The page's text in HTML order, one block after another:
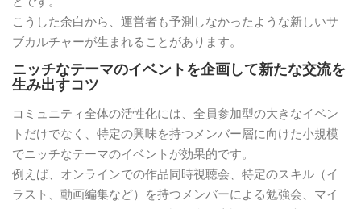
こうした余白から、運営者も予測しなかったような新しいサ
ブカルチャーが生まれることがあります。
ニッチなテーマのイベントを企画して新たな交流を
生み出すコツ
コミュニティ全体の活性化には、全員参加型の大きなイベン
トだけでなく、特定の興味を持つメンバー層に向けた小規模
でニッチなテーマのイベントが効果的です。
例えば、オンラインでの作品同時視聴会、特定のスキル（イ
ラスト、動画編集など）を持つメンバーによる勉強会、マイ